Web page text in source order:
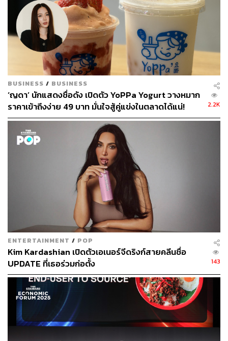
BUSINESS / BUSINESS
‘ญดา’ นักแสดงชื่อดัง เปิดตัว YoPPa Yogurt วางหมาก
ราคาเข้าถึงง่าย 49 บาท มั่นใจสู้คู่แข่งในตลาดได้แน่!
2.2K
ENTERTAINMENT / POP
Kim Kardashian เปิดตัวเอเนอร์จีดริงก์สายคลีนชื่อ
UPDATE ที่เธอร่วมก่อตั้ง
143